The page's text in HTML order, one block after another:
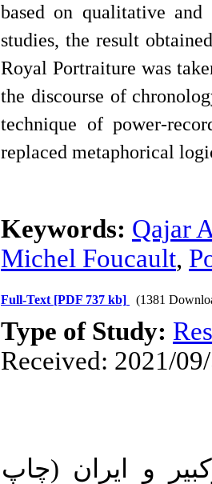
based on qualitative
studies, the result
Royal Portraiture was
the discourse of
technique of power-
replaced metaphorical
Keywords: Qajar
Michel Foucault,
Full-Text [PDF 737 kb] (1381
Type of Study:
Received: 2021/
(1362)، امیرکبیر و ایران (چاپ